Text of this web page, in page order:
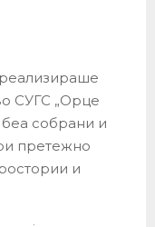
СУГС „Орце
беа собрани и
претежно
и